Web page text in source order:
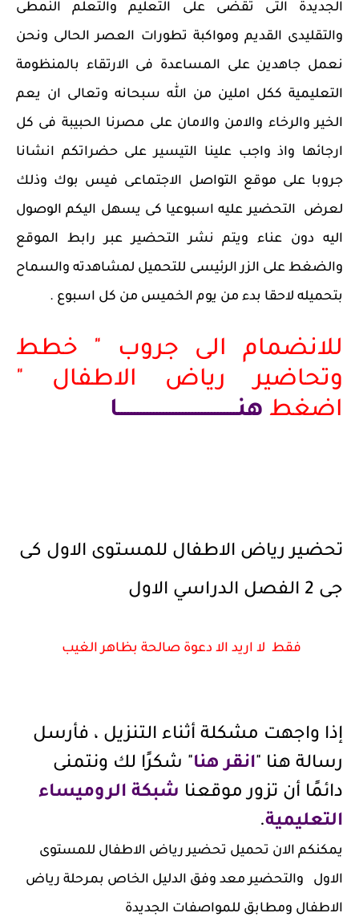
الجديدة التى تقضى على التعليم والتعلم النمطى
والتقليدى القديم ومواكبة تطورات العصر الحالى ونحن
نعمل جاهدين على المساعدة فى الارتقاء بالمنظومة
التعليمية ككل املين من الله سبحانه وتعالى ان يعم
الخير والرخاء والامن والامان على مصرنا الحبيبة فى كل
ارجائها واذ واجب علينا التيسير على حضراتكم انشانا
جروبا على موقع التواصل الاجتماعى فيس بوك وذلك
لعرض التحضير عليه اسبوعيا كى يسهل اليكم الوصول
اليه دون عناء ويتم نشر التحضير عبر رابط الموقع
والضغط على الزر الرئيسى للتحميل لمشاهدته والسماح
بتحميله لاحقا بدء من يوم الخميس من كل اسبوع .
للانضمام الى جروب " خطط
وتحاضير رياض الاطفال "
اضغط هنـــــــــــــــــــــــــــــــــــــا
تحضير رياض الاطفال للمستوى الاول كى
جى 2 الفصل الدراسي الاول
فقط لا اريد الا دعوة صالحة بظاهر الغيب
إذا واجهت مشكلة أثناء التنزيل ، فأرسل
رسالة هنا "انقر هنا" شكرًا لك ونتمنى
دائمًا أن تزور موقعنا شبكة الروميساء
التعليمية.
يمكنكم الان تحميل تحضير رياض الاطفال للمستوى
الاول والتحضير معد وفق الدليل الخاص بمرحلة رياض
الاطفال ومطابق للمواصفات الجديدة